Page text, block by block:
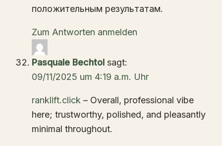
положительным результатам.
Zum Antworten anmelden
Pasquale Bechtol sagt:
09/11/2025 um 4:19 a.m. Uhr
ranklift.click – Overall, professional vibe
here; trustworthy, polished, and pleasantly
minimal throughout.